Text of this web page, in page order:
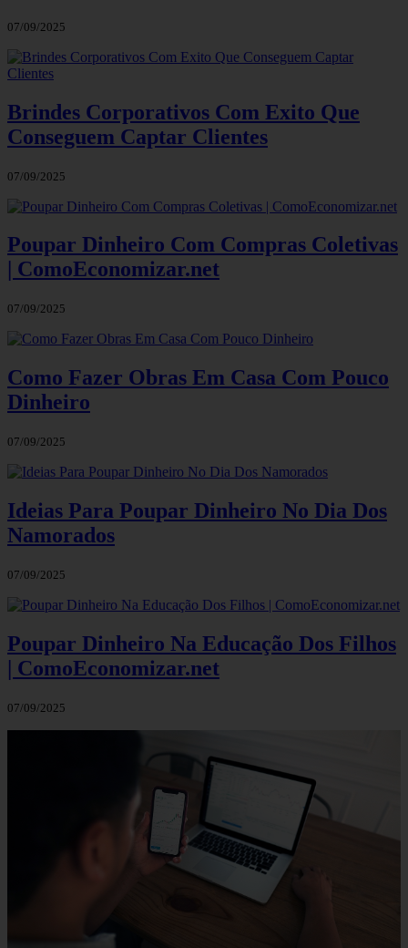
07/09/2025
Brindes Corporativos Com Exito Que
Conseguem Captar Clientes
07/09/2025
Poupar Dinheiro Com Compras Coletivas
| ComoEconomizar.net
07/09/2025
Como Fazer Obras Em Casa Com Pouco
Dinheiro
07/09/2025
Ideias Para Poupar Dinheiro No Dia Dos
Namorados
07/09/2025
Poupar Dinheiro Na Educação Dos Filhos
| ComoEconomizar.net
07/09/2025